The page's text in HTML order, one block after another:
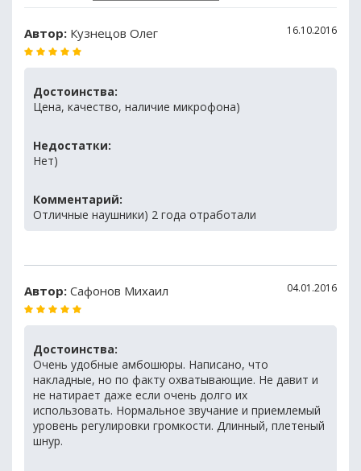
Автор: Кузнецов Олег 16.10.2016
Достоинства:
Цена, качество, наличие микрофона)
Недостатки:
Нет)
Комментарий:
Отличные наушники) 2 года отработали
Автор: Сафонов Михаил 04.01.2016
Достоинства:
Очень удобные амбошюры. Написано, что
накладные, но по факту охватывающие. Не давит и
не натирает даже если очень долго их
использовать. Нормальное звучание и приемлемый
уровень регулировки громкости. Длинный, плетеный
шнур.